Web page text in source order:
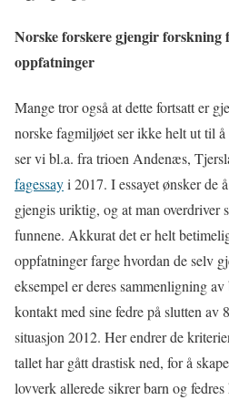
Norske forskere gjengir forskning
oppfatninger
Mange tror også at dette fortsatt er
norske fagmiljøet ser ikke helt ut til
ser vi bl.a. fra trioen Andenæs,
fagessayi 2017. I essayet ønsker de
gjengis uriktig, og at man overdriver
funnene. Akkurat det er helt
oppfatninger farge hvordan de selv
eksempel er deres sammenligning
kontakt med sine fedre på slutten av
situasjon 2012. Her endrer de
tallet har gått drastisk ned, for å
lovverk allerede sikrer barn og